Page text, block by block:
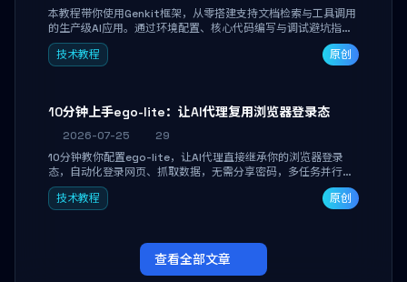
本教程带你使用Genkit框架，从零搭建支持文档检索与工具调用
的生产级AI应用。通过环境配置、核心代码编写与调试避坑指
南，学完即可掌握多模型切换、RAG管道构建及函数调用注册，
独立开发高效AI智能体。
技术教程 原创
10分钟上手ego-lite：让AI代理复用浏览器登录态
2026-07-25
29
10分钟教你配置ego-lite，让AI代理直接继承你的浏览器登录
态，自动化登录网页、抓取数据，无需分享密码，多任务并行不
干扰日常使用。
技术教程
原创
查看全部文章